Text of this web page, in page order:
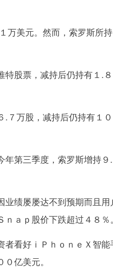
美元。然而，索罗斯所
股票，减持后仍持有１.
万股，减持后仍持有１
第三季度，索罗斯增持９
绩屡屡达不到预期而且用
ｎａｐ股价下跌超过４８％
看好ｉＰｈｏｎｅＸ智能
亿美元。